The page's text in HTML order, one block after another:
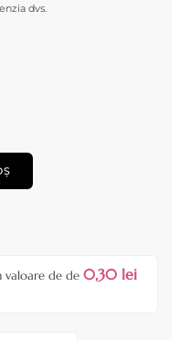
dvs.
valoare de de 0,30 lei